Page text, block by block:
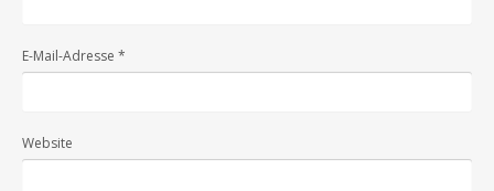
E-Mail-Adresse *
Website